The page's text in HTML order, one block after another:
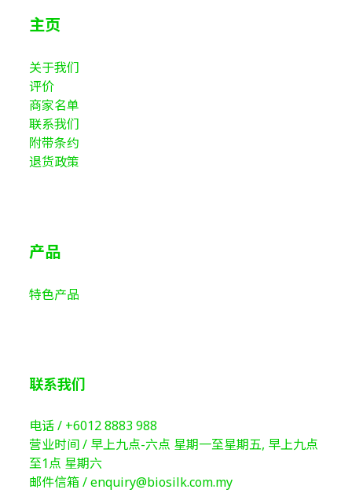
主页
关于我们
评价
商家名单
联系我们
附带条约
退货政策
产品
特色产品
联系我们
电话 / +6012 8883 988
营业时间 / 早上九点-六点 星期一至星期五, 早上九点
至1点 星期六
邮件信箱 /enquiry@biosilk.com.my